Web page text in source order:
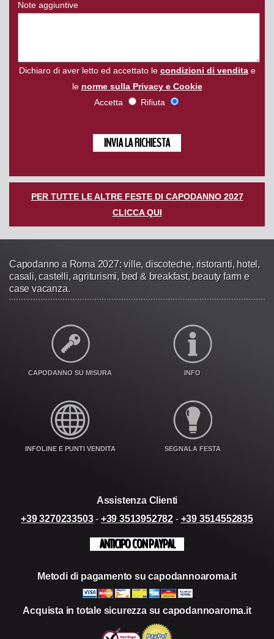
Note aggiuntive
Dichiaro di aver letto ed accettato le condizioni di venditae
le norme sulla Privacy e Cookie
Accetta
Rifiuta
PER TUTTE LE ALTRE FESTE DI CAPODANNO 2027
CLICCA QUI
Capodanno a Roma 2027: ville, discoteche, ristoranti, hotel,
casali, castelli, agriturismi, bed & breakfast, beauty farm e
case vacanza.
CAPODANNO SU MISURA INFO
INFOLINE E PUNTI VENDITA SEGNALA FESTA
Assistenza Clienti
+39 3270233503- +39 3513952782 - +39 3514552835
ANTICIPO CON PAYPAL
Metodi di pagamento su capodannoaroma.it
Acquista in totale sicurezza su capodannoaroma.it